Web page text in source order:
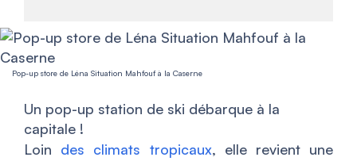
Pop-up store de Léna Situation Mahfouf à la Caserne
Un pop-up station de ski débarque à la
capitale !
Loin des climats tropicaux, elle revient une